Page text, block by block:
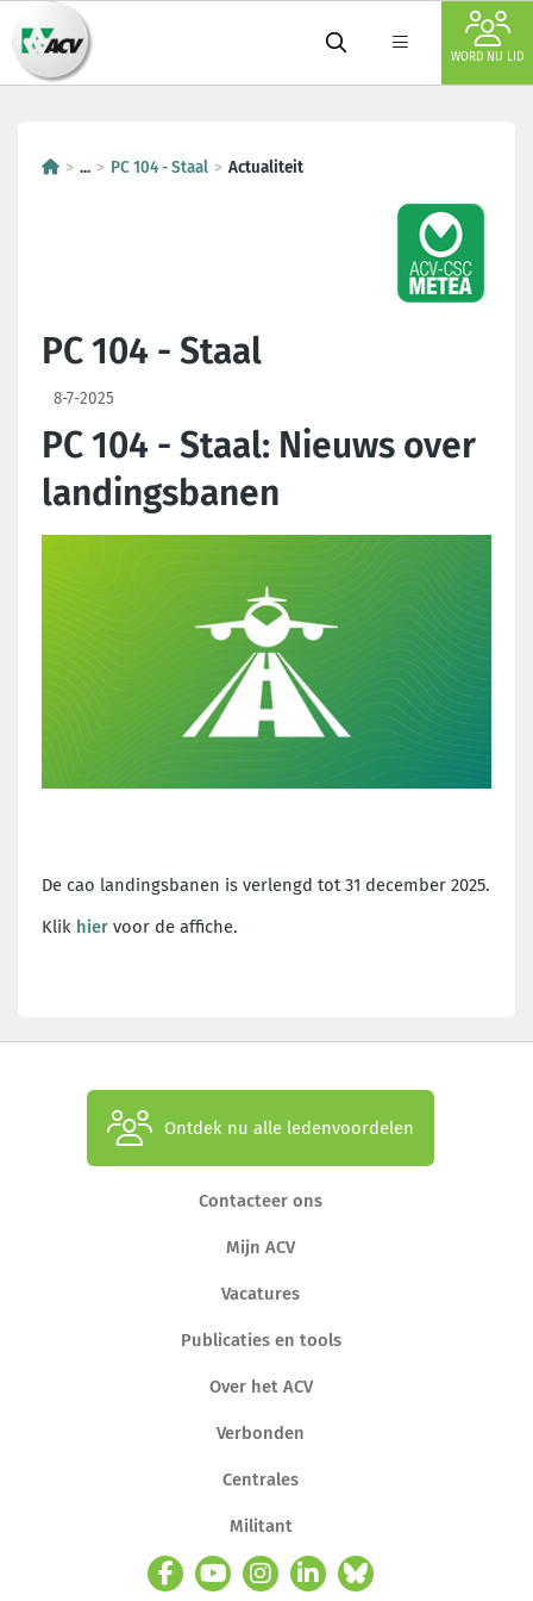
WORD NU LID
... PC 104 - Staal Actualiteit
PC 104 - Staal
8-7-2025
PC 104 - Staal: Nieuws over
landingsbanen
De cao landingsbanen is verlengd tot 31 december 2025.
Klik hier voor de affiche.
Ontdek nu alle ledenvoordelen
Contacteer ons
Mijn ACV
Vacatures
Publicaties en tools
Over het ACV
Verbonden
Centrales
Militant